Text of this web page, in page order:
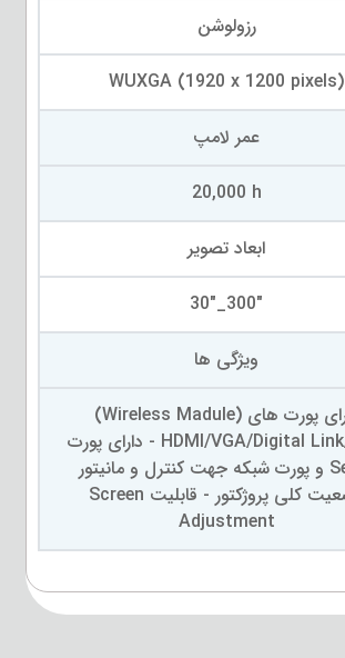
رزولوشن
WUXGA (1920 x 1200 pixels)
عمر لامپ
20,000 h
ابعاد تصویر
"300_"30
ویژگی ها
دارای پورت های (Wireless Madule)
HDMI/VGA/Digital Link/USB - دارای پورت
Serial و پورت شبکه جهت کنترل و مانیتور
وضعیت کلی پروژکتور - قابلیت Screen
Adjustment